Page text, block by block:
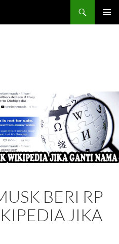
BERI RP
JIKA